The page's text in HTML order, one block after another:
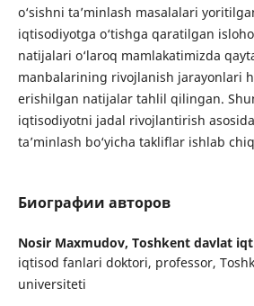
o‘sishni ta’minlash masalalari
iqtisodiyotga o‘tishga qaratilgan
natijalari o‘laroq mamlakatimizda
manbalarining rivojlanish jarayonlari
erishilgan natijalar tahlil qilingan.
iqtisodiyotni jadal rivojlantirish
ta’minlash bo‘yicha takliflar ishlab
Биографии авторов
Nosir Maxmudov, Toshkent davlat
iqtisod fanlari doktori, professor,
universiteti